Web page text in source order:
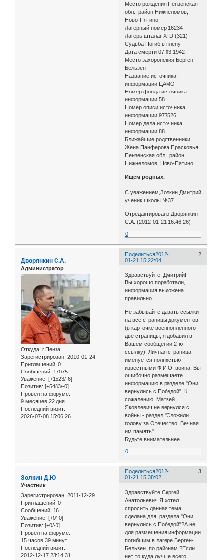
Место рождения Пензенская
обл., район Нижнеломов,
Ново-Пятино
Лагерный номер 16234
Лагерь шталаг XI D (321)
Судьба Погиб в плену
Дата смерти 07.03.1942
Место захоронения Берген-
Бельзен
Название источника
информации ЦАМО
Номер фонда источника
информации 58
Номер описи источника
информации 977526
Номер дела источника
информации 88
Ближайшие родственники
Жена Панферова Прасковья
Пензенская обл., район
Нижнеломов, Ново-Пятино
Ищем родных.
С уважением,Золкин Дмитрий
ученик школы №37
Отредактировано Дворянкин
С.А. (2012-01-21 16:46:26)
0
Поделиться 2
2012-
01-21 15:22:04
Дворянкин С.А.
Администратор
Откуда: г.Пенза
Зарегистрирован: 2010-01-24
Приглашений: 0
Сообщений: 17075
Уважение: [+1523/-6]
Позитив: [+5483/-0]
Провел на форуме:
9 месяцев 22 дня
Последний визит:
2026-07-08 15:06:26
Здравствуйте, Дмитрий!
Вы хорошо поработали,
информация выложена
правильно.
Не забывайте давать ссылки
на все страницы документов
(в карточке военнопленного
две страницы, я добавил в
Вашем сообщении 2-ю
ссылку). Личная страница
именуется полностью
известными Ф.И.О. воина. Вы
ошибочно размещаете
информацию в разделе "Они
вернулись с Победой". К
сожалению, Матвей
Яковлевич не вернулся с
войны - раздел "Сложили
голову за Отечество. Вечная
им память".
Будьте внимательнее.
0
Поделиться 3
2012-
01-21 15:38:02
Золкин Д.Ю
Участник
Зарегистрирован: 2011-12-29
Приглашений: 0
Сообщений: 16
Уважение: [+0/-0]
Позитив: [+0/-0]
Провел на форуме:
15 часов 39 минут
Последний визит:
2012-12-17 23:14:31
Здравствуйте Сергей
Анатольевич.Я хотел
спросить,данная тема
сделана для раздела "Они
вернулись с Победой"?А не
для размещения информации
погибшим в лагере Берген-
Бельзен по районам ?Если
нет то куда лучше всего